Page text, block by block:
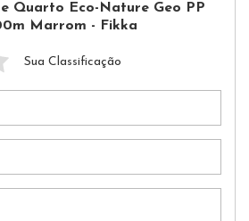
Quarto Eco-Nature Geo PP
Marrom - Fikka
Sua Classificação